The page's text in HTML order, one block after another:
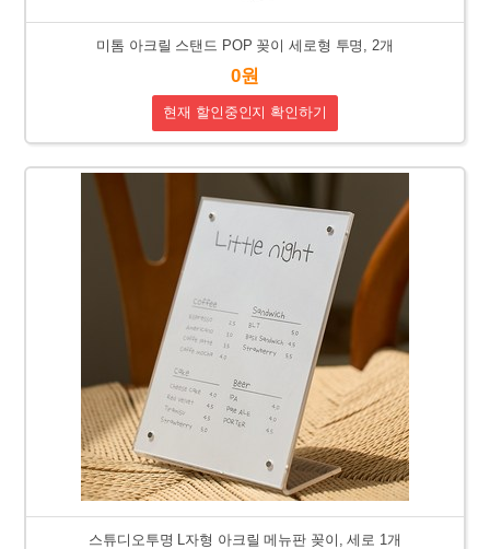
미톰 아크릴 스탠드 POP 꽂이 세로형 투명, 2개
0원
현재 할인중인지 확인하기
스튜디오투명 L자형 아크릴 메뉴판 꽂이, 세로 1개